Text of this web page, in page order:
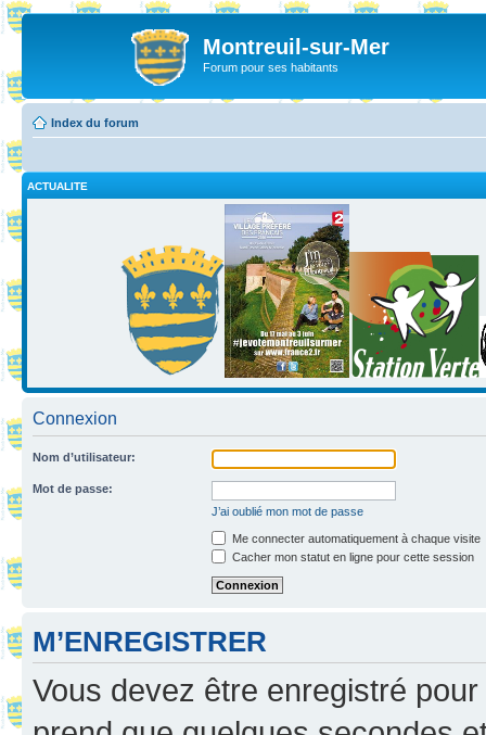
Montreuil-sur-Mer
Forum pour ses habitants
Index du forum
ACTUALITE
Connexion
Nom d’utilisateur:
Mot de passe:
J’ai oublié mon mot de passe
Me connecter automatiquement à chaque visite
Cacher mon statut en ligne pour cette session
M’ENREGISTRER
Vous devez être enregistré